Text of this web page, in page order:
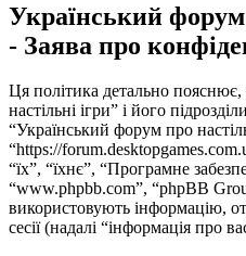
Український форум
- Заява про
Ця політика детально
настільні ігри” і його
“Український форум про
“https://
“їх”, “їхнє”, “Програмне
“www.phpbb.com”, “phpBB
використовують інформацію,
сесії (надалі “інформація про